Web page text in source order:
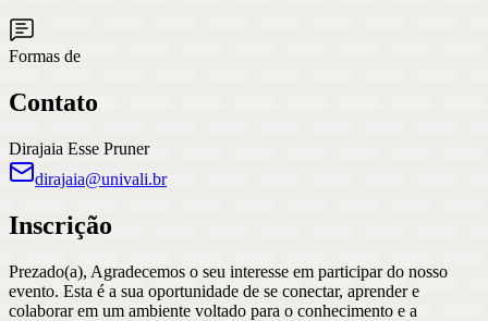
Formas de
Contato
Dirajaia Esse Pruner
dirajaia@univali.br
Inscrição
Prezado(a), Agradecemos o seu interesse em participar do nosso
evento. Esta é a sua oportunidade de se conectar, aprender e
colaborar em um ambiente voltado para o conhecimento e a